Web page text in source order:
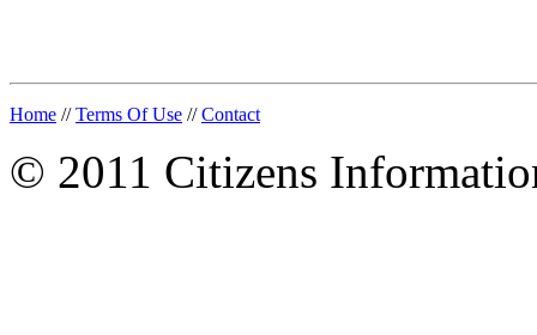
Home //Terms Of Use //Contact
© 2011 Citizens